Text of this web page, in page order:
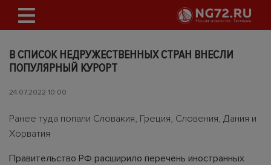
В СПИСОК НЕДРУЖЕСТВЕННЫХ СТРАН ВНЕСЛИ
ПОПУЛЯРНЫЙ КУРОРТ
24.07.2022 10:00
Ранее туда попали Словакия, Греция, Словения, Дания и
Хорватия
Правительство РФ расширило перечень иностранных